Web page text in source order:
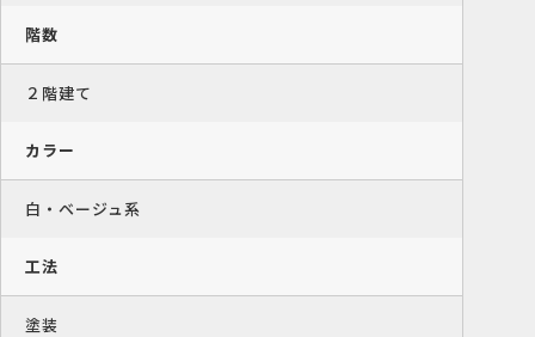
階数
２階建て
カラー
白・ベージュ系
工法
塗装